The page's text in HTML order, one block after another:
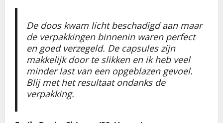
De doos kwam licht beschadigd aan maar
de verpakkingen binnenin waren perfect
en goed verzegeld. De capsules zijn
makkelijk door te slikken en ik heb veel
minder last van een opgeblazen gevoel.
Blij met het resultaat ondanks de
verpakking.